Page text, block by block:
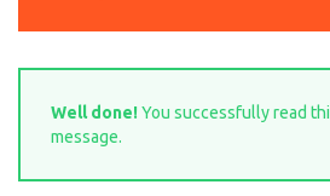
Well done!You successfully read
message.